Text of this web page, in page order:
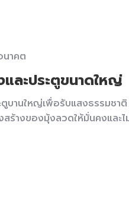
นาคต
และประตูขนาดใหญ่
บานใหญ่เพื่อรับแสงธรรมช
สร้างของมุ้งลวดให้มั่นคงและ